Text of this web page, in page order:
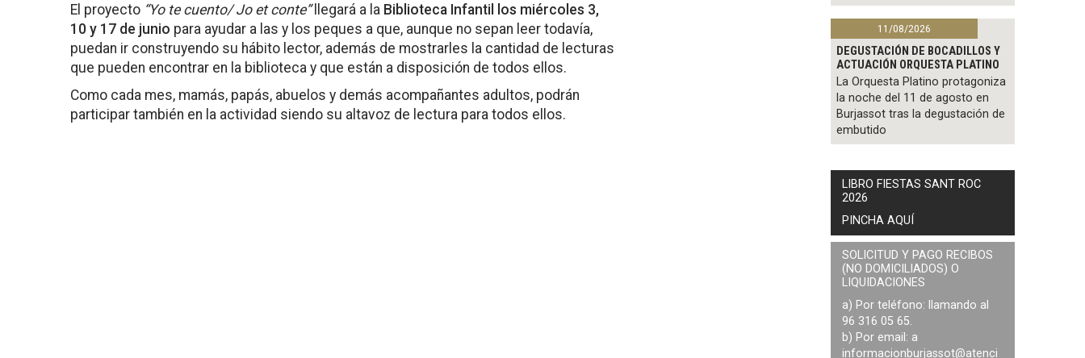
El proyecto “Yo te cuento/ Jo et conte” llegará a la Biblioteca Infantil los miércoles 3,
10 y 17 de junio para ayudar a las y los peques a que, aunque no sepan leer todavía,
puedan ir construyendo su hábito lector, además de mostrarles la cantidad de lecturas
que pueden encontrar en la biblioteca y que están a disposición de todos ellos.
Como cada mes, mamás, papás, abuelos y demás acompañantes adultos, podrán
participar también en la actividad siendo su altavoz de lectura para todos ellos.
11/08/2026
DEGUSTACIÓN DE BOCADILLOS Y
ACTUACIÓN ORQUESTA PLATINO
La Orquesta Platino protagoniza
la noche del 11 de agosto en
Burjassot tras la degustación de
embutido
LIBRO FIESTAS SANT ROC
2026
PINCHA AQUÍ
SOLICITUD Y PAGO RECIBOS
(NO DOMICILIADOS) O
LIQUIDACIONES
a) Por teléfono: llamando al
96 316 05 65.
b) Por email: a
informacionburjassot@atenci